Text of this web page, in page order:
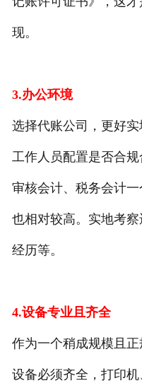
现。
3.办公环境
选择代账公司，更好
工作人员配置是否合规
审核会计、税务会计
也相对较高。实地考
经历等。
4.设备专业且齐全
作为一个稍成规模且
设备必须齐全，打印